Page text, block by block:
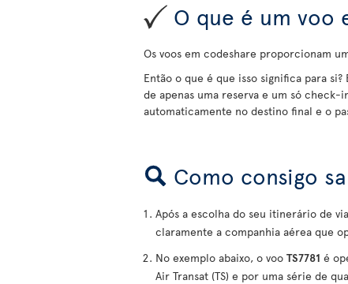
O que é um voo
Os voos em codeshare proporcionam
Então o que é que isso significa para
de apenas uma reserva e um só check-
automaticamente no destino final e o
Como consigo
Após a escolha do seu itinerário de
claramente a companhia aérea que
No exemplo abaixo, o voo TS7781 é
Air Transat (TS) e por uma série de